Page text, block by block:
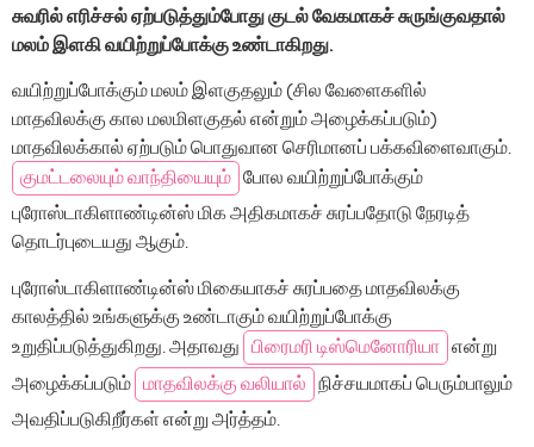
சுவரில் எரிச்சல் ஏற்படுத்தும்போது குடல் வேகமாகச் சுருங்குவதால்
மலம் இளகி வயிற்றுப்போக்கு உண்டாகிறது.
வயிற்றுப்போக்கும் மலம் இளகுதலும் (சில வேளைகளில்
மாதவிலக்கு கால மலமிளகுதல் என்றும் அழைக்கப்படும்)
மாதவிலக்கால் ஏற்படும் பொதுவான செரிமானப் பக்கவிளைவாகும்.
குமட்டலையும் வாந்தியையும் போல வயிற்றுப்போக்கும்
புரோஸ்டாகிளாண்டின்ஸ் மிக அதிகமாகச் சுரப்பதோடு நேரடித்
தொடர்புடையது ஆகும்.
புரோஸ்டாகிளாண்டின்ஸ் மிகையாகச் சுரப்பதை மாதவிலக்கு
காலத்தில் உங்களுக்கு உண்டாகும் வயிற்றுப்போக்கு
உறுதிப்படுத்துகிறது. அதாவது பிரைமரி டிஸ்மெனோரியா என்று
அழைக்கப்படும் மாதவிலக்கு வலியால் நிச்சயமாகப் பெரும்பாலும்
அவதிப்படுகிறீர்கள் என்று அர்த்தம்.